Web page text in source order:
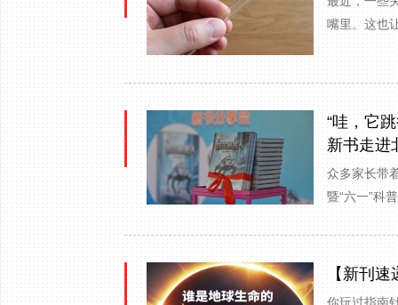
嘴里。这也
“哇，它
新书走进
众多家长带
暨“六一”科
【新刊速